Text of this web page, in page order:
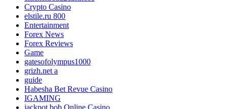
Crypto Casino
elstile.ru 800
Entertainment
Forex News
Forex Reviews
Game
gatesofolympus1000
grizh.net a
guide
Habesha Bet Revue Casino
IGAMING
jackpot bob Online Casino